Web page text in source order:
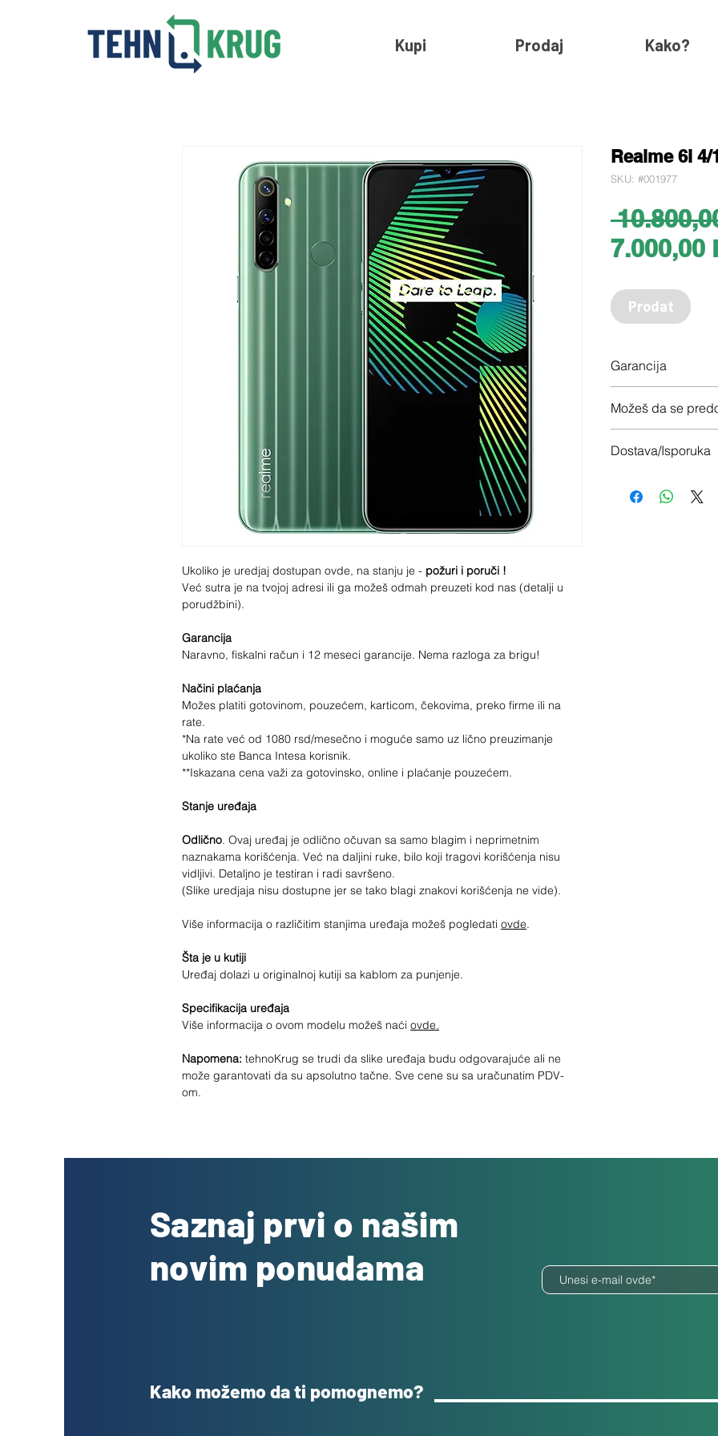
Kupi Prodaj Kako?
Ukoliko je uredjaj dostupan ovde, na stanju je - požuri i poruči !
Već sutra je na tvojoj adresi ili ga možeš odmah preuzeti kod nas (detalji u
porudžbini).
Garancija
Naravno, fiskalni račun i 12 meseci garancije. Nema razloga za brigu!
Načini plaćanja
Možes platiti gotovinom, pouzećem, karticom, čekovima, preko firme ili na
rate.
*Na rate već od 1080 rsd/mesečno i moguće samo uz lično preuzimanje
ukoliko ste Banca Intesa korisnik.
**Iskazana cena važi za gotovinsko, online i plaćanje pouzećem.
Stanje uređaja
Odlično. Ovaj uređaj je odlično očuvan sa samo blagim i neprimetnim
naznakama korišćenja. Već na daljini ruke, bilo koji tragovi korišćenja nisu
vidljivi. Detaljno je testiran i radi savršeno.
(Slike uredjaja nisu dostupne jer se tako blagi znakovi korišćenja ne vide).
Više informacija o različitim stanjima uređaja možeš pogledati ovde.
Šta je u kutiji
Uređaj dolazi u originalnoj kutiji sa kablom za punjenje.
Specifikacija uređaja
Više informacija o ovom modelu možeš naći ovde.
Napomena: tehnoKrug se trudi da slike uređaja budu odgovarajuće ali ne
može garantovati da su apsolutno tačne. Sve cene su sa uračunatim PDV-
om.
Realme 6i 4/
SKU: #001977
7.000,00
Prodat
Garancija
Možeš da se
Dostava/Isporuka
Saznaj prvi o našim
novim ponudama
Kako možemo da ti pomognemo?